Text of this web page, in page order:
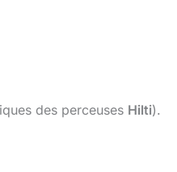
des perceuses Hilti).